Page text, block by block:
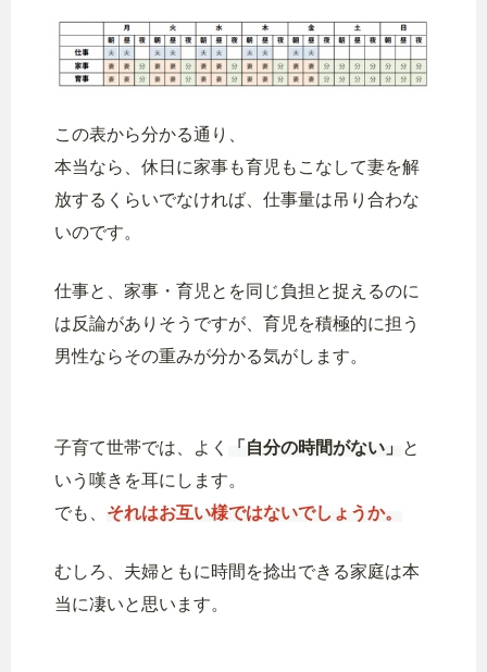
この表から分かる通り、
本当なら、休日に家事も育児もこなして妻を解
放するくらいでなければ、仕事量は吊り合わな
いのです。
仕事と、家事・育児とを同じ負担と捉えるのに
は反論がありそうですが、育児を積極的に担う
男性ならその重みが分かる気がします。
子育て世帯では、よく 「自分の時間がない」 と
いう嘆きを耳にします。
でも、 それはお互い様ではないでしょうか。
むしろ、夫婦ともに時間を捻出できる家庭は本
当に凄いと思います。